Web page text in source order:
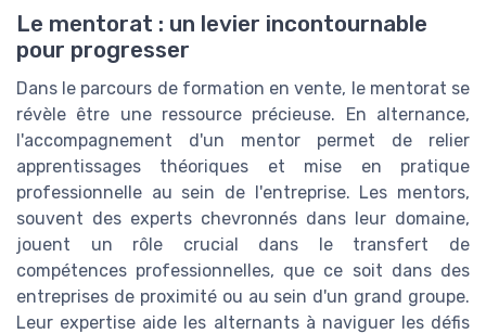
Le mentorat : un levier incontournable
pour progresser
Dans le parcours de formation en vente, le mentorat se
révèle être une ressource précieuse. En alternance,
l'accompagnement d'un mentor permet de relier
apprentissages théoriques et mise en pratique
professionnelle au sein de l'entreprise. Les mentors,
souvent des experts chevronnés dans leur domaine,
jouent un rôle crucial dans le transfert de
compétences professionnelles, que ce soit dans des
entreprises de proximité ou au sein d'un grand groupe.
Leur expertise aide les alternants à naviguer les défis